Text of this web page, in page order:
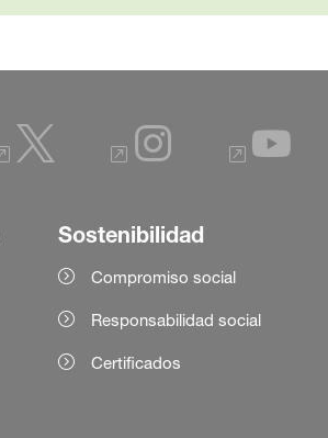
Sostenibilidad
Compromiso social
Responsabilidad social
Certificados